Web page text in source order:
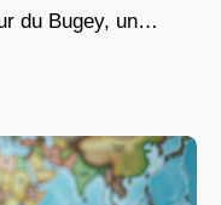
du Bugey, une